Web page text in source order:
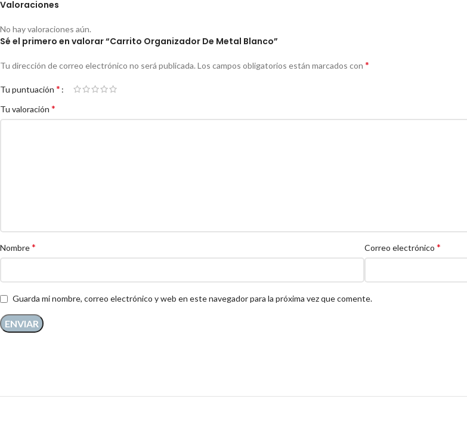
Valoraciones
No hay valoraciones aún.
Sé el primero en valorar “Carrito Organizador De Metal Blanco”
Tu dirección de correo electrónico no será publicada. Los campos obligatorios están marcados con *
Tu puntuación *
Tu valoración *
Nombre* Correo electrónico *
Guarda mi nombre, correo electrónico y web en este navegador para la próxima vez que comente.